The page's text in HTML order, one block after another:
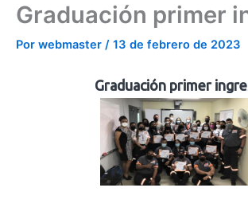
Graduación primer
Por webmaster / 13 de febrero de 2023
Graduación primer